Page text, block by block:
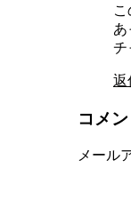
チ
返
コメ
メール